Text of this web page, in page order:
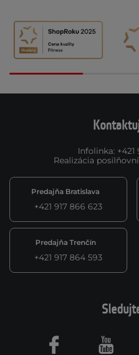
Infolinka: +421
Realizácia posilňovní
Predajňa Bratislava
+421 917 866 623
Predajňa Trenčín
+421 917 864 593
Facebook Youtube